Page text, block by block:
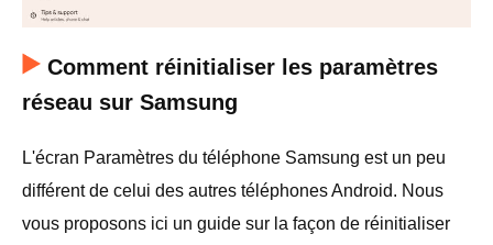
Comment réinitialiser les paramètres
réseau sur Samsung
L'écran Paramètres du téléphone Samsung est un peu
différent de celui des autres téléphones Android. Nous
vous proposons ici un guide sur la façon de réinitialiser